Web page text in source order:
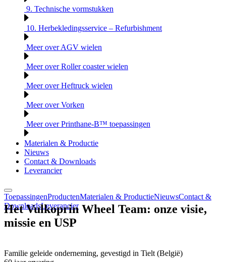
9. Technische vormstukken
10. Herbekledingsservice – Refurbishment
Meer over AGV wielen
Meer over Roller coaster wielen
Meer over Heftruck wielen
Meer over Vorken
Meer over Printhane-B™ toepassingen
Materialen & Productie
Nieuws
Contact & Downloads
Leverancier
ToepassingenProductenMaterialen & ProductieNieuwsContact &
DownloadsLeverancier
Het Vulkoprin Wheel Team: onze visie,
missie en USP
Familie geleide onderneming, gevestigd in Tielt (België)